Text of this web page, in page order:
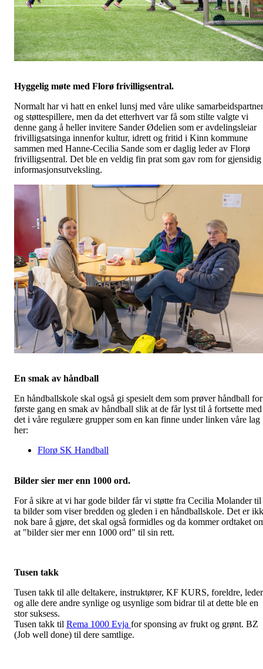
Hyggelig møte med Florø frivilligsentral.
Normalt har vi hatt en enkel lunsj med våre ulike
og støttespillere, men da det etterhvert var få som stilte valgte vi
denne gang å heller invitere Sander Ødelien som er avdelingsleiar
frivilligsatsinga innenfor kultur, idrett og fritid i Kinn kommune
sammen med Hanne-Cecilia Sande som er daglig leder av Florø
frivilligsentral. Det ble en veldig fin prat som gav rom for gjensidig
informasjonsutveksling.
En smak av håndball
En håndballskole skal også gi spesielt dem som prøver håndball for
første gang en smak av håndball slik at de får lyst til å fortsette med
det i våre regulære grupper som en kan finne under linken våre lag
her:
Florø SK Handball
Bilder sier mer enn 1000 ord.
For å sikre at vi har gode bilder får vi støtte fra Cecilia Molander til
ta bilder som viser bredden og gleden i en håndballskole. Det er
nok bare å gjøre, det skal også formidles og da kommer ordtaket
at "bilder sier mer enn 1000 ord" til sin rett.
Tusen takk
Tusen takk til alle deltakere, instruktører, KF KURS, foreldre,
og alle dere andre synlige og usynlige som bidrar til at dette ble en
stor suksess.
Tusen takk til Rema 1000 Evja for sponsing av frukt og grønt. BZ
(Job well done) til dere samtlige.